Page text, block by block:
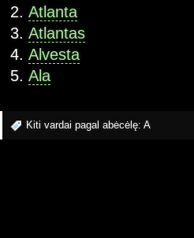
Atlanta
Atlantas
Alvesta
Ala
Kiti vardai pagal abėcėlę: A